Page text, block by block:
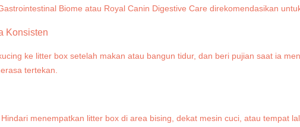
Biome atau Royal Canin Digestive Care direkomendasikan
Konsisten
ke litter box setelah makan atau bangun tidur, dan beri pujian saat ia
tertekan.
menempatkan litter box di area bising, dekat mesin cuci, atau tempat